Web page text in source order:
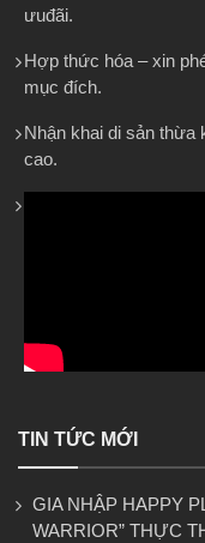
ưuđãi.
Hợp thức hóa – xin
mục đích.
Nhận khai di sản thừa
cao.
TIN TỨC MỚI
GIA NHẬP HAPPY
WARRIOR” THỰC